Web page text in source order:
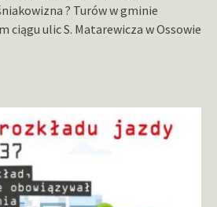
? Turów w gminie
ciągu ulic S. Matarewicza w Ossowie